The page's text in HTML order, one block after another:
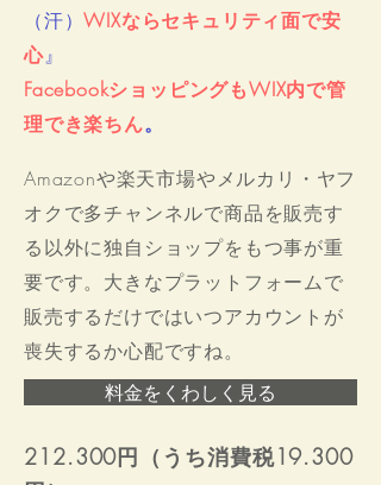
（汗）WIXならセキュリティ面で安
心』
​FacebookショッピングもWIX内で管
理でき楽ちん。
Amazonや楽天市場やメルカリ・ヤフ
オクで多チャンネルで商品を販売す
る以外に独自ショップをもつ事が重
要です。大きなプラットフォームで
販売するだけではいつアカウントが
喪失するか心配ですね。
料金をくわしく見る
212.300円（うち消費税19.300